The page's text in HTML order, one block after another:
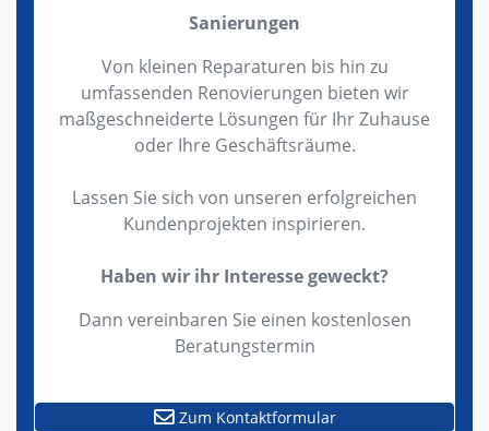
Sanierungen
Von kleinen Reparaturen bis hin zu
umfassenden Renovierungen bieten wir
maßgeschneiderte Lösungen für Ihr Zuhause
oder Ihre Geschäftsräume.
Lassen Sie sich von unseren erfolgreichen
Kundenprojekten inspirieren.
Haben wir ihr Interesse geweckt?
Dann vereinbaren Sie einen kostenlosen
Beratungstermin
Zum Kontaktformular